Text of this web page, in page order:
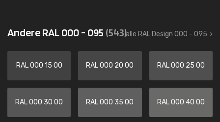
Andere RAL 000 - 095 (543)alle RAL Design 000 - 095
RAL 000 15 00 RAL 000 20 00 RAL 000 25 00
RAL 000 30 00 RAL 000 35 00 RAL 000 40 00